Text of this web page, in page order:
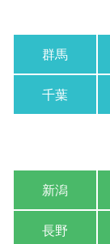
群馬
千葉
新潟
長野